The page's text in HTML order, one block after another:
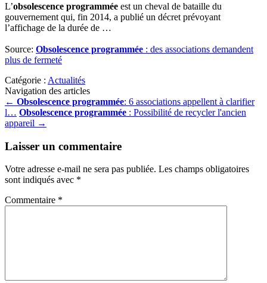
L’obsolescence programmée est un cheval de bataille du
gouvernement qui, fin 2014, a publié un décret prévoyant
l’affichage de la durée de …
Source: Obsolescence programmée : des associations demandent
plus de fermeté
Catégorie : Actualités
Navigation des articles
← Obsolescence programmée: 6 associations appellent à clarifier
l… Obsolescence programmée : Possibilité de recycler l'ancien
appareil →
Laisser un commentaire
Votre adresse e-mail ne sera pas publiée. Les champs obligatoires
sont indiqués avec *
Commentaire *